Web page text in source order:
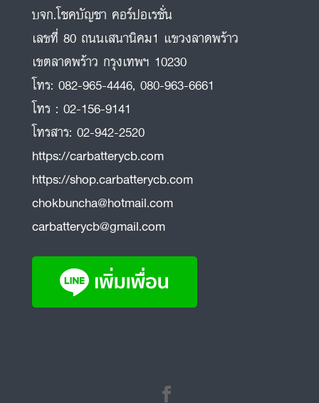
บจก.โชคบัญชา คอร์ปอเรชั่น
เลขที่ 80 ถนนเสนานิคม1 แขวงลาดพร้าว
เขตลาดพร้าว กรุงเทพฯ 10230
โทร: 082-965-4446, 080-963-6661
โทร : 02-156-9141
โทรสาร: 02-942-2520
https://carbatterycb.com
https://shop.carbatterycb.com
chokbuncha@hotmail.com
carbatterycb@gmail.com